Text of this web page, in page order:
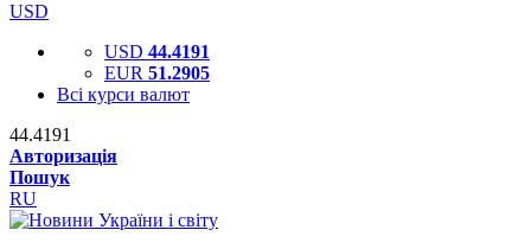
USD
USD 44.4191
EUR 51.2905
Всі курси валют
44.4191
Авторизація
Пошук
RU